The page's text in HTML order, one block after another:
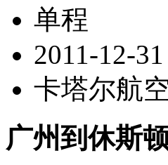
单程
2011-12-31
卡塔尔航
广州到休斯